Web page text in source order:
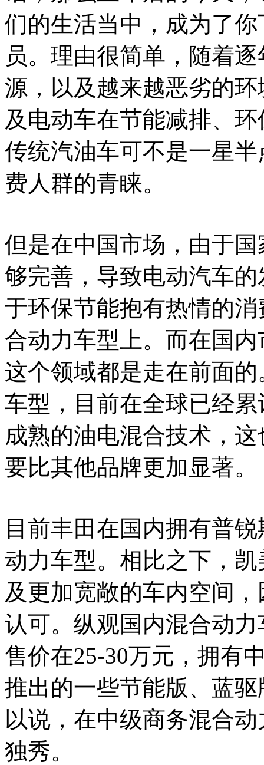
们的生活当中，成为了
员。理由很简单，随着
源，以及越来越恶劣的
及电动车在节能减排、
传统汽油车可不是一星
费人群的青睐。
但是在中国市场，由于
够完善，导致电动汽车
于环保节能抱有热情的
合动力车型上。而在国
这个领域都是走在前面
车型，目前在全球已经
成熟的油电混合技术，
要比其他品牌更加显著。
目前丰田在国内拥有普
动力车型。相比之下，
及更加宽敞的车内空间
认可。纵观国内混合动
售价在25-30万元，拥有
推出的一些节能版、蓝
以说，在中级商务混合
独秀。